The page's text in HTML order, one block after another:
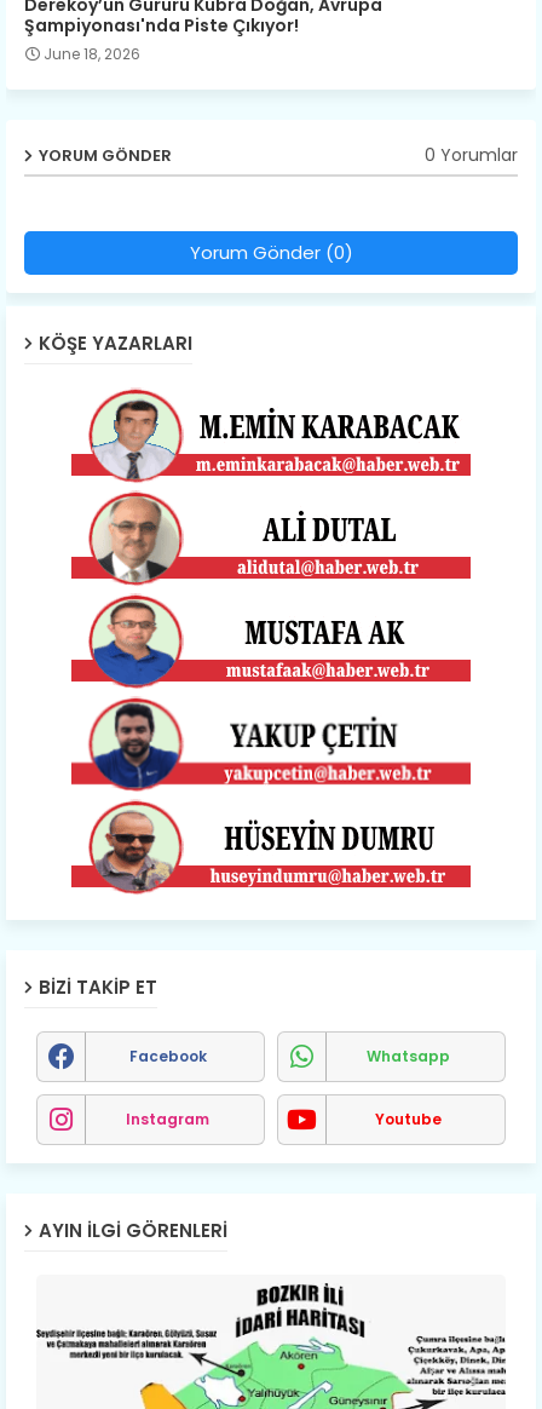
Şampiyonası'nda Piste Çıkıyor!
June 18, 2026
YORUM GÖNDER 0 Yorumlar
Yorum Gönder (0)
KÖŞE YAZARLARI
BIZI TAKIP ET
Facebook Whatsapp
Instagram Youtube
AYIN İLGI GÖRENLERI